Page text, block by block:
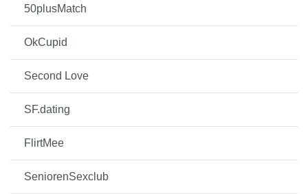
50plusMatch
OkCupid
Second Love
SF.dating
FlirtMee
SeniorenSexclub